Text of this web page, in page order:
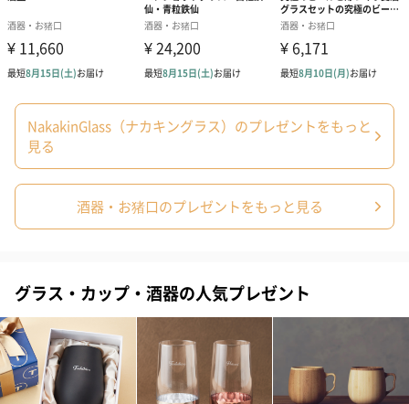
あり（0円）
祝（0円） 寿（0円）
NakakinGlass（ナカキングラス）のプレゼントをもっと
見る
酒器・お猪口のプレゼントをもっと見る
グラス・カップ・酒器の人気プレゼント